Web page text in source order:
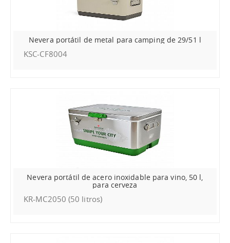
Nevera portátil de metal para camping de 29/51 l
KSC-CF8004
Nevera portátil de acero inoxidable para vino, 50 l,
para cerveza
KR-MC2050 (50 litros)